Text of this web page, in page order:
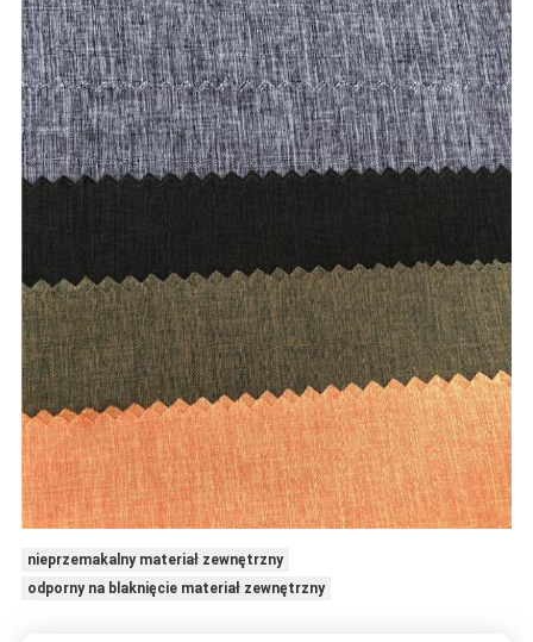
nieprzemakalny materiał zewnętrzny
odporny na blaknięcie materiał zewnętrzny